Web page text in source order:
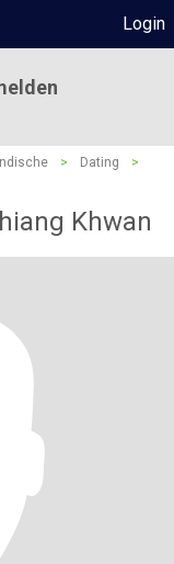
Login
> Dating
>
Khwan